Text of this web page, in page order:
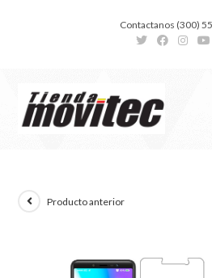
Contactanos (300)
Producto anterior